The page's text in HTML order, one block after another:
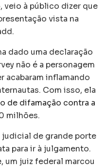
veio à público dizer que
vista na
dado uma declaração
não é a personagem
acabaram inflamando
Com isso, ela
de difamação contra a
milhões.
judicial de grande porte
para ir à julgamento.
, um juiz federal marcou